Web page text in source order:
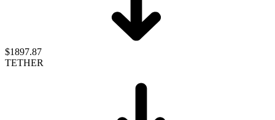
$1897.87
TETHER